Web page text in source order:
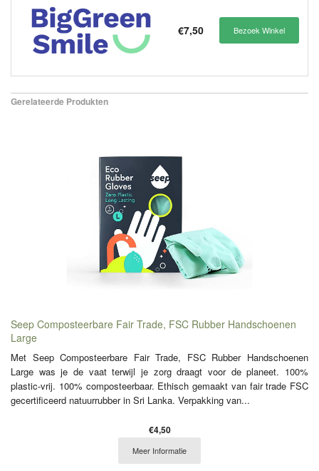
€7,50 Bezoek Winkel
Gerelateerde Produkten
Seep Composteerbare Fair Trade, FSC Rubber Handschoenen
Large
Met Seep Composteerbare Fair Trade, FSC Rubber Handschoenen
Large was je de vaat terwijl je zorg draagt voor de planeet. 100%
plastic-vrij. 100% composteerbaar. Ethisch gemaakt van fair trade FSC
gecertificeerd natuurrubber in Sri Lanka. Verpakking van...
€4,50
Meer Informatie